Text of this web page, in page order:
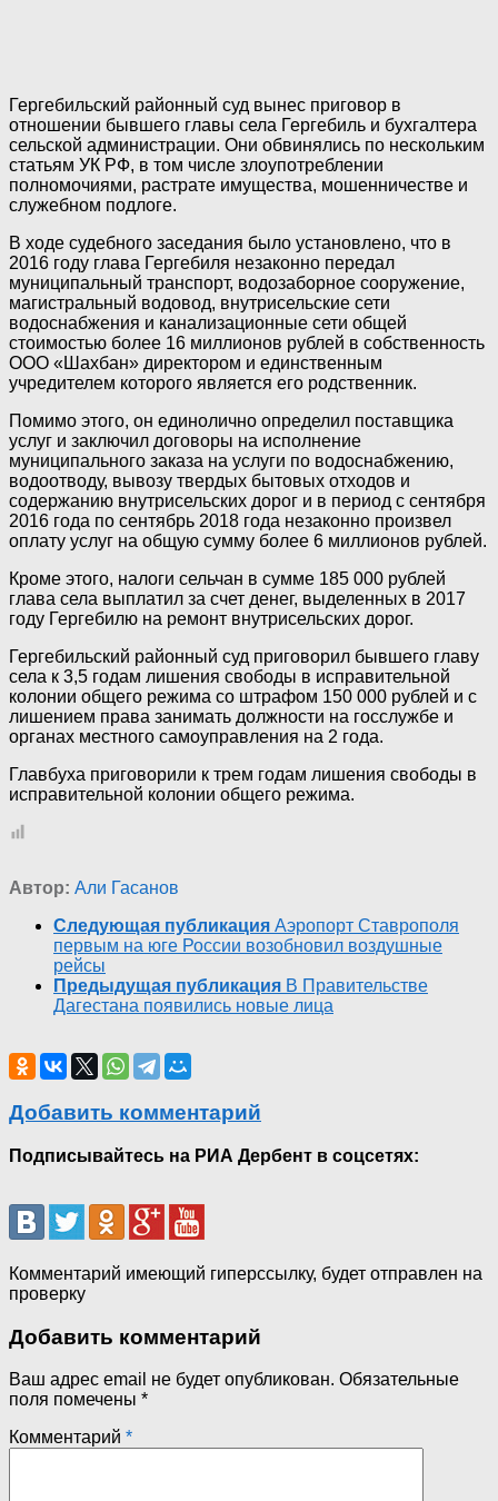
Гергебильский районный суд вынес приговор в
отношении бывшего главы села Гергебиль и бухгалтера
сельской администрации. Они обвинялись по нескольким
статьям УК РФ, в том числе злоупотреблении
полномочиями, растрате имущества, мошенничестве и
служебном подлоге.
В ходе судебного заседания было установлено, что в
2016 году глава Гергебиля незаконно передал
муниципальный транспорт, водозаборное сооружение,
магистральный водовод, внутрисельские сети
водоснабжения и канализационные сети общей
стоимостью более 16 миллионов рублей в собственность
ООО «Шахбан» директором и единственным
учредителем которого является его родственник.
Помимо этого, он единолично определил поставщика
услуг и заключил договоры на исполнение
муниципального заказа на услуги по водоснабжению,
водоотводу, вывозу твердых бытовых отходов и
содержанию внутрисельских дорог и в период с сентября
2016 года по сентябрь 2018 года незаконно произвел
оплату услуг на общую сумму более 6 миллионов рублей.
Кроме этого, налоги сельчан в сумме 185 000 рублей
глава села выплатил за счет денег, выделенных в 2017
году Гергебилю на ремонт внутрисельских дорог.
Гергебильский районный суд приговорил бывшего главу
села к 3,5 годам лишения свободы в исправительной
колонии общего режима со штрафом 150 000 рублей и с
лишением права занимать должности на госслужбе и
органах местного самоуправления на 2 года.
Главбуха приговорили к трем годам лишения свободы в
исправительной колонии общего режима.
Автор: Али Гасанов
Следующая публикация Аэропорт Ставрополя
первым на юге России возобновил воздушные
рейсы
Предыдущая публикация В Правительстве
Дагестана появились новые лица
Добавить комментарий
Подписывайтесь на РИА Дербент в соцсетях:
Комментарий имеющий гиперссылку, будет отправлен на
проверку
Добавить комментарий
Ваш адрес email не будет опубликован. Обязательные
поля помечены *
Комментарий *